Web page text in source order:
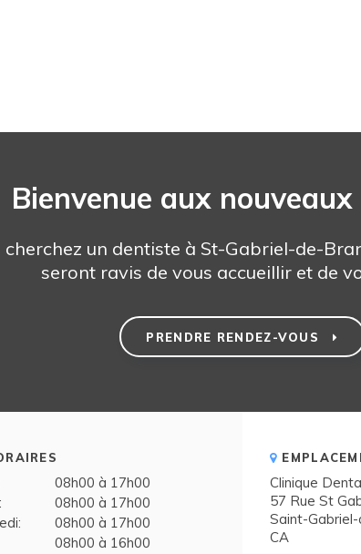
Bienvenue aux
cherchez un dentiste à St-Gabriel-de-
seront ravis de vous accueillir et de
PRENDRE RENDEZ-VOUS
08h00 à 17h00
08h00 à 17h00
08h00 à 17h00
08h00 à 16h00
Clinique
57 Rue St
Saint-
CA